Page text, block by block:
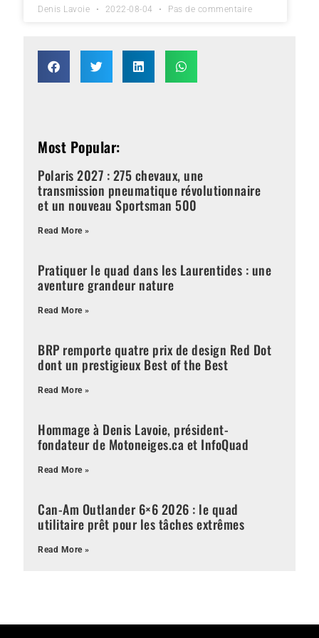
Denis Lavoie 2022-08-04 Pas de commentaire
Most Popular:
Polaris 2027 : 275 chevaux, une
transmission pneumatique révolutionnaire
et un nouveau Sportsman 500
Read More »
Pratiquer le quad dans les Laurentides : une
aventure grandeur nature
Read More »
BRP remporte quatre prix de design Red Dot
dont un prestigieux Best of the Best
Read More »
Hommage à Denis Lavoie, président-
fondateur de Motoneiges.ca et InfoQuad
Read More »
Can-Am Outlander 6×6 2026 : le quad
utilitaire prêt pour les tâches extrêmes
Read More »